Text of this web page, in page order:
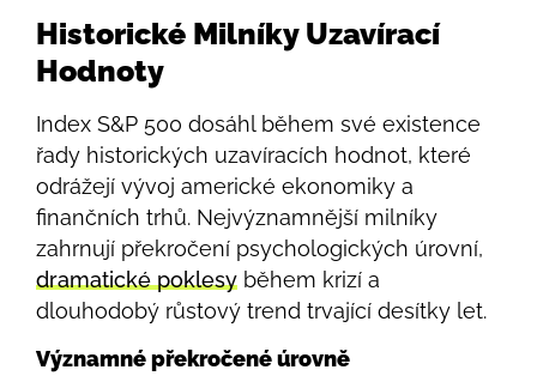
Historické Milníky Uzavírací
Hodnoty
Index S&P 500 dosáhl během své existence
řady historických uzavíracích hodnot, které
odrážejí vývoj americké ekonomiky a
finančních trhů. Nejvýznamnější milníky
zahrnují překročení psychologických úrovní,
dramatické poklesy během krizí a
dlouhodobý růstový trend trvající desítky let.
Významné překročené úrovně